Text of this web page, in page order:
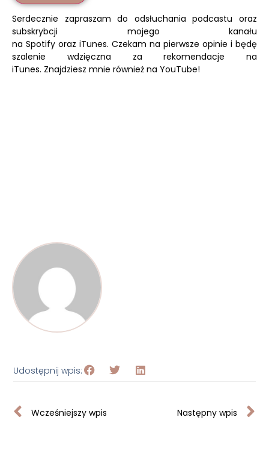
Serdecznie zapraszam do odsłuchania podcastu oraz
subskrybcji mojego kanału
na Spotify oraz iTunes. Czekam na pierwsze opinie i będę
szalenie wdzięczna za rekomendacje na
iTunes. Znajdziesz mnie również na YouTube!
Udostępnij wpis:
Wcześniejszy wpis Następny wpis